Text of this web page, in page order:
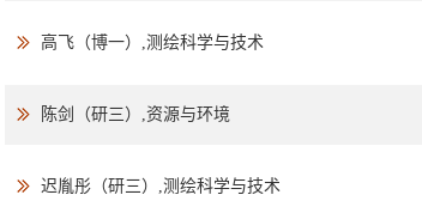
高飞（博一）,测绘科学与技术
陈剑（研三）,资源与环境
迟胤彤（研三）,测绘科学与技术